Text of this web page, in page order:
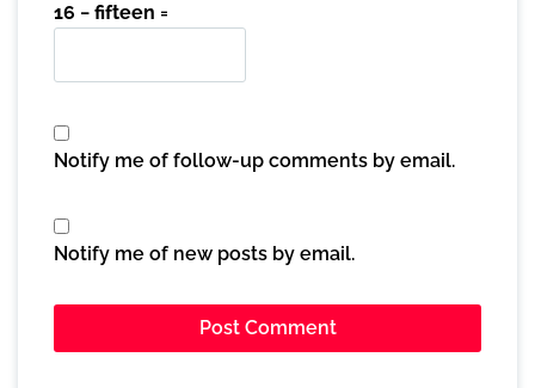
16 − fifteen =
Notify me of follow-up comments by email.
Notify me of new posts by email.